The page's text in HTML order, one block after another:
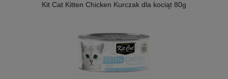
Kit Cat Kitten Chicken Kurczak dla kociąt 80g